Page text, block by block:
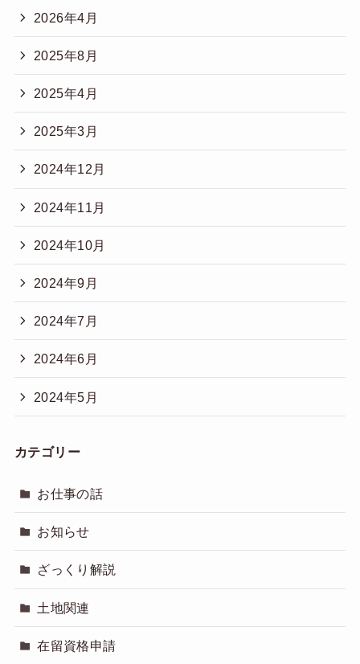
2026年4月
2025年8月
2025年4月
2025年3月
2024年12月
2024年11月
2024年10月
2024年9月
2024年7月
2024年6月
2024年5月
カテゴリー
お仕事の話
お知らせ
ざっくり解説
土地関連
在留資格申請